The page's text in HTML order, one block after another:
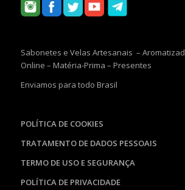
Sabonetes e Velas Artesanais –
Online – Matéria-Prima – Presentes
Enviamos para todo Brasil
POLÍTICA DE COOKIES
TRATAMENTO DE DADOS PESSOAIS
TERMO DE USO E SEGURANÇA
POLÍTICA DE PRIVACIDADE